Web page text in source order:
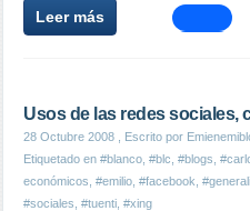
Leer más
Usos de las redes sociales,
28 Octubre 2008 , Escrito por
Etiquetado en #blanco #blc #blogs
económicos #emilio #facebook
#sociales #tuenti #xing